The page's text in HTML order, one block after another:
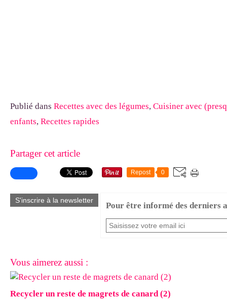
Publié dans Recettes avec des légumes, Cuisiner avec
enfants, Recettes rapides
Partager cet article
Repost 0
S'inscrire à la newsletter
Pour être informé des derniers
Vous aimerez aussi :
Recycler un reste de magrets de canard (2)